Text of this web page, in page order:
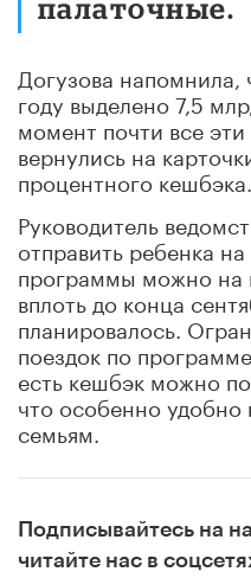
палаточные.
Догузова
году выделено 7,5
момент почти все
вернулись на
процентного кешбэка.
Руководитель
отправить ребенка
программы можно на
вплоть до конца
планировалось.
поездок по
есть кешбэк можно
что особенно
семьям.
Подписывайтесь на
читайте нас в